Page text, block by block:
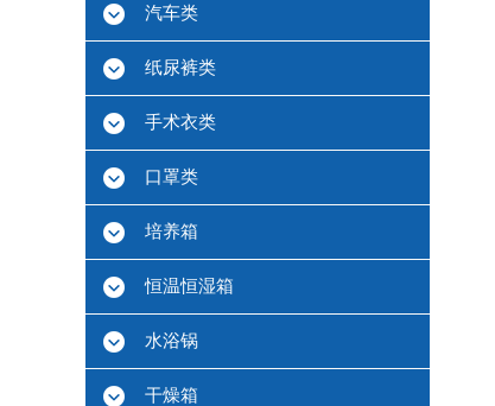
汽车类
纸尿裤类
手术衣类
口罩类
培养箱
恒温恒湿箱
水浴锅
干燥箱